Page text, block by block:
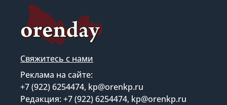
Свяжитесь с нами
Реклама на сайте:
+7 (922) 6254474, kp@orenkp.ru
Редакция: +7 (922) 6254474, kp@orenkp.ru